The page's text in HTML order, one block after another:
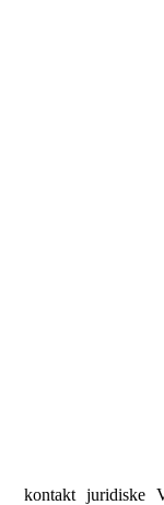
kontakt juridiske